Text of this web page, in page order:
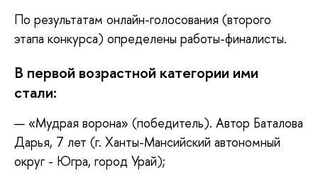
По результатам онлайн-голосования (второго
этапа конкурса) определены работы-финалисты.
В первой возрастной категории ими
стали:
«Мудрая ворона» (победитель). Автор Баталова
Дарья, 7 лет (г. Ханты-Мансийский автономный
округ - Югра, город Урай);